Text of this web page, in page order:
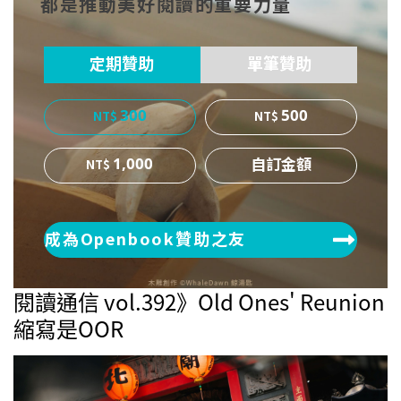
ok er
定期贊助 單筆贊助
300
500
1,000
成為Openbook贊助之友
閱讀通信 vol.392》Old Ones' Reunion
縮寫是OOR